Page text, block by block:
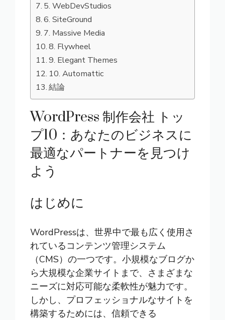
5. WebDevStudios
6. SiteGround
7. Massive Media
8. Flywheel
9. Elegant Themes
10. Automattic
結論
WordPress 制作会社 トッ
プ10：あなたのビジネスに
最適なパートナーを見つけ
よう
はじめに
WordPressは、世界中で最も広く使用さ
れているコンテンツ管理システム
（CMS）の一つです。小規模なブログか
ら大規模な企業サイトまで、さまざまな
ニーズに対応可能な柔軟性が魅力です。
しかし、プロフェッショナルなサイトを
構築するためには、信頼できる